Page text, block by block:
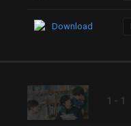
Download
1 - 1